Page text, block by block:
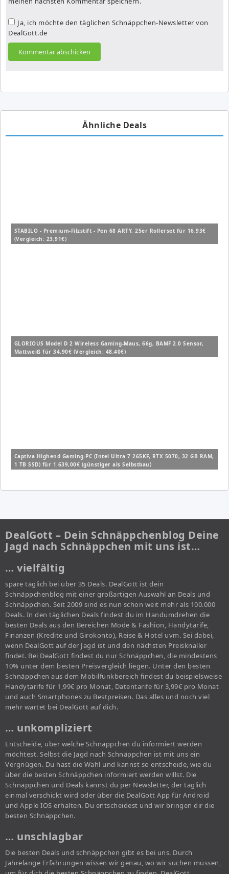
Ja, ich möchte den täglichen Schnäppchen-Newsletter von
DealGott.de
Ähnliche Deals
STABILO - Premium-Filzstift - Pen 68 ARTY, 25er Rollerset für 16,93€
(Vergleich: 23,91€)
GLORIOUS Model D 2 Wireless Gaming-Maus, 66g, BAMF 2.0 Sensor,
Mattweiß für 34,90€ (Vergleich: 48,40€)
Captiva Highend Gaming-PC (Intel Ultra 7 265KF, RTX 5070, 32 GB RAM,
1 TB SSD) für 1.639,00€ (günstiger als Selbstbau)
DealGott – Dein Schnäppchenblog Deine
Jagd nach Schnäppchen mit uns ist…
… vielfältig
spare täglich bei über 35 Deals. DealGott ist dein
Schnäppchenblog mit einer großartigen Auswahl an Deals und
Schnäppchen. Seit 2009 sind es nun schon weit mehr als 100.000
Deals. In den täglichen Deals findest du im Handumdrehen die
besten Deals aus den Bereichen Mode & Fashion, Handytarife,
Finanzen (Kredite und Girokonto), Reise & Hotel uvm. Sei dabei,
wenn DealGott auf der Jagd ist und den nächsten Preisknaller
findet. Bei DealGott findest du nur Schnäppchen, die mindestens
10% unter dem besten Preisvergleich liegen. Unter den besten
Schnäppchen aus dem Mobilfunkbereich findest du beispielsweise
Handytarife für 1,99€ pro Monat, Datentarife für 3,99€ pro Monat
und auch Smartphones zu Bestpreisen. Das alles und noch viel
mehr wartet bei DealGott auf dich.
… unkompliziert
Entscheide, über welche Schnäppchen du informiert werden
möchtest. Selbst die Jagd nach Schnäppchen ist mit uns ein
Vergnügen. Du hast die Wahl und kannst so entscheide, wie du
über die besten Schnäppchen informiert werden willst. Die
Schnäppchen und Deals kannst du per Newsletter, der täglich
einmal verschickt wird oder über die DealGott App für Android
und Apple IOS erhalten. Du entscheidest und wir bringen dir die
besten Schnäppchen.
… unschlagbar
Die besten Deals und schnäppchen gibt es bei uns. Durch
Jahrelange Erfahrungen wissen wir genau, wo wir suchen müssen,